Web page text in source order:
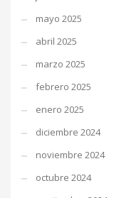
mayo 2025
abril 2025
marzo 2025
febrero 2025
enero 2025
diciembre 2024
noviembre 2024
octubre 2024